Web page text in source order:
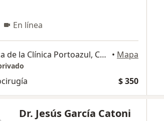
En línea
Torre Médica de la Clínica Portoazul, Consultorio 716 (Carrera 30, Corredor Universitario 1-850)., Barranquilla • Mapa
$ 350
Dr. Jesús García Catoni